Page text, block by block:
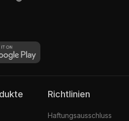
Richtlinien
Haftungsausschluss